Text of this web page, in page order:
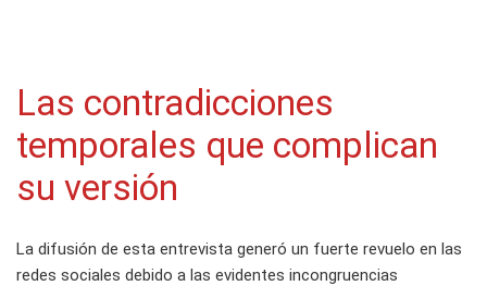
Las contradicciones
temporales que complican
su versión
La difusión de esta entrevista generó un fuerte revuelo en las
redes sociales debido a las evidentes incongruencias